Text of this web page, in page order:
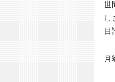
世
し
目
月